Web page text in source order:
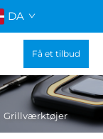
DA
Få et tilbud
Grillværktøjer